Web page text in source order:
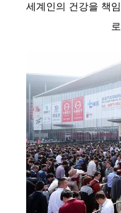
세계인의 건강을 책